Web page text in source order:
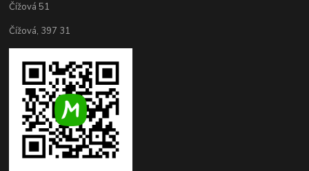
Čížová 51
Čížová, 397 31